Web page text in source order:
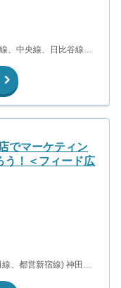
、中央線、日比谷線、
線、京浜東北線、中央
でマーケティン
う！＜フィード広
、都営新宿線) 神田駅